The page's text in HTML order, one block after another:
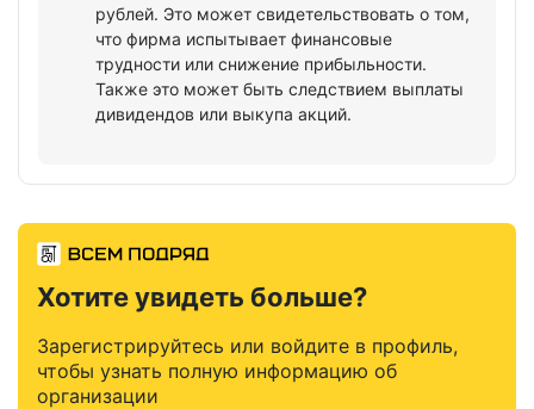
рублей. Это может свидетельствовать о том,
что фирма испытывает финансовые
трудности или снижение прибыльности.
Также это может быть следствием выплаты
дивидендов или выкупа акций.
Хотите увидеть больше?
Зарегистрируйтесь или войдите в профиль,
чтобы узнать полную информацию об
организации